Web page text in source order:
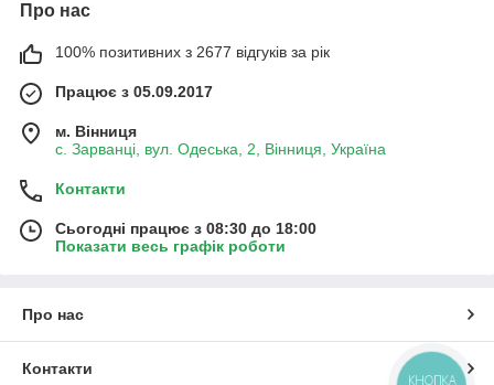
Про нас
100% позитивних з 2677 відгуків за рік
Працює з 05.09.2017
м. Вінниця
с. Зарванці, вул. Одеська, 2, Вінниця, Україна
Контакти
Сьогодні працює з 08:30 до 18:00
Показати весь графік роботи
Про нас
Контакти
КНОПКА